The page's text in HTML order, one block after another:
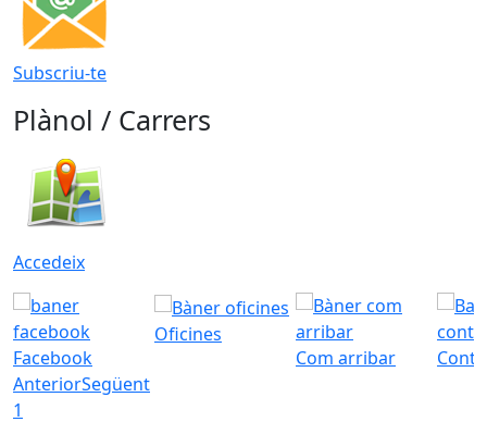
Subscriu-te
Plànol / Carrers
Accedeix
Facebook
Oficines
Com arribar
AnteriorSegüent
1